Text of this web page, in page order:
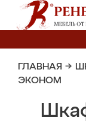
ГЛАВНАЯ →
ЭКОНОМ